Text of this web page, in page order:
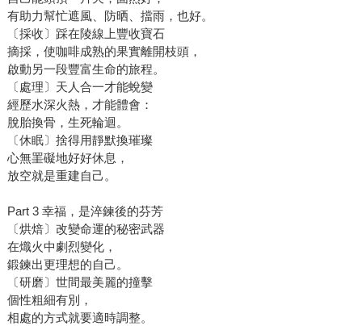
有助力幫忙遮風、防晒、擋雨，也好。
〔採收〕踩在陵線上豐收寶石
摘採，使咖啡成熟的果實離開枝頭，
啟動另一段豐富生命的旅程。
〔處理〕天人合一才能蛻變
經歷水深火熱，才能體會：
脫胎換骨，生死輪迴。
〔休眠〕捨得用靜默換璀璨
心無罣礙地好好休息，
放空就是重建自己。
Part 3 幸福，是淬鍊後的芬芳
〔烘焙〕改變命運的秘密武器
在熾火中劇烈變化，
鍛鍊出更理想的自己。
〔研磨〕世間最美麗的撞擊
個性粗細有別，
相處的方式就要適時調整。